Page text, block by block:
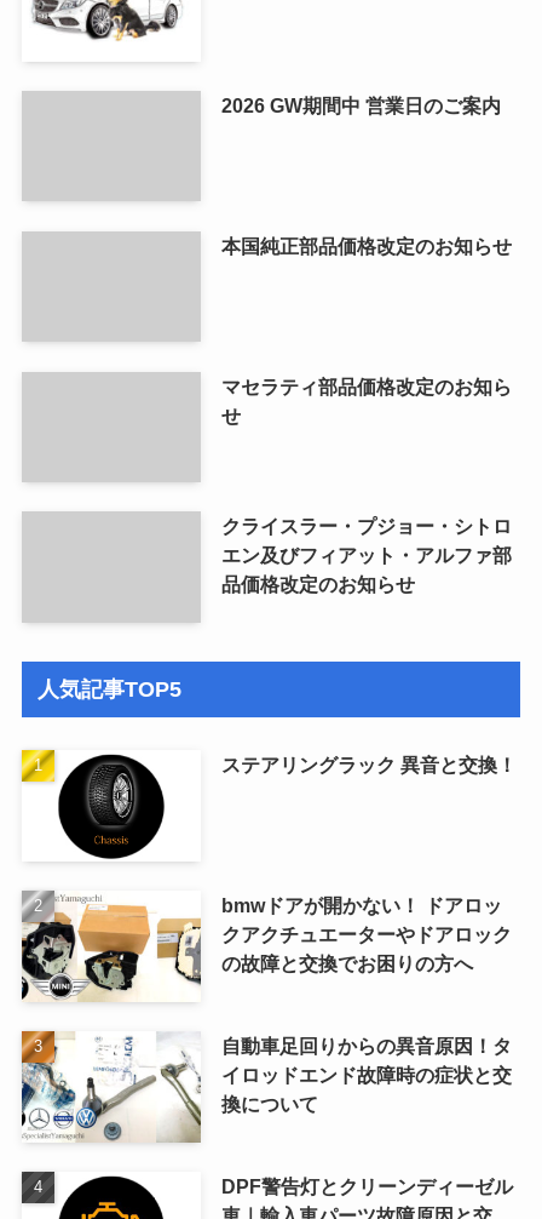
2026 GW期間中 営業日のご案内
本国純正部品価格改定のお知らせ
マセラティ部品価格改定のお知ら
せ
クライスラー・プジョー・シトロ
エン及びフィアット・アルファ部
品価格改定のお知らせ
人気記事TOP5
ステアリングラック 異音と交換！
bmwドアが開かない！ ドアロッ
クアクチュエーターやドアロック
の故障と交換でお困りの方へ
自動車足回りからの異音原因！タ
イロッドエンド故障時の症状と交
換について
DPF警告灯とクリーンディーゼル